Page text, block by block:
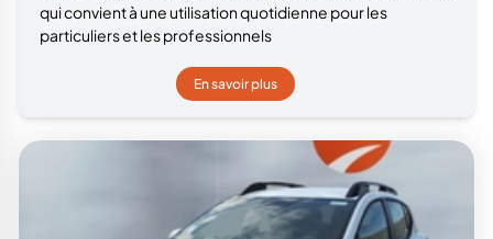
qui convient à une utilisation quotidienne pour les
particuliers et les professionnels
En savoir plus